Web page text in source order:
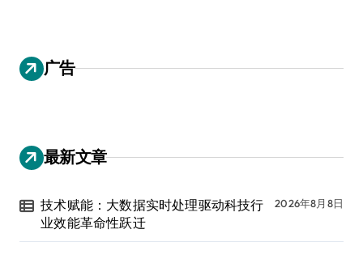
广告
最新文章
技术赋能：大数据实时处理驱动科技行
业效能革命性跃迁
2026年8月8日